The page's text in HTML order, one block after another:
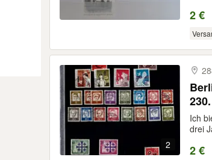
2 €
2
230.
Ich
drei
2 €